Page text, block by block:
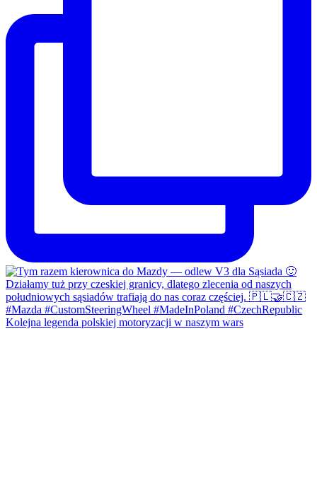
Kolejna legenda polskiej motoryzacji w naszym wars